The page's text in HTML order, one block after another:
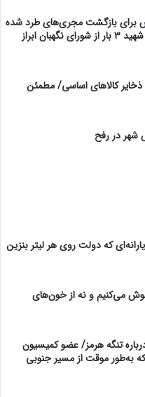
برای بازگشت مجری‌های طرد شده
از صدا و سیما/ بعد از رد صلاحیت، رهبر شهید ۳ بار از شورای نگهبان ابراز
ذخایر کالاهای اساسی/ مطمئن
شهر در رفح
که دولت روی هر لیتر بنزین
می‌کنیم و نه از خون‌های
تنگه هرمز/ عضو کمیسیون
به‌طور موقت از مسیر جنوبی